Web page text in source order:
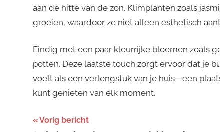
aan de hitte van de zon. Klimplanten zoals
groeien, waardoor ze niet alleen esthetisch
Eindig met een paar kleurrijke bloemen zoals
potten. Deze laatste touch zorgt ervoor dat je
voelt als een verlengstuk van je huis—een
kunt genieten van elk moment.
Bericht
Vorig bericht